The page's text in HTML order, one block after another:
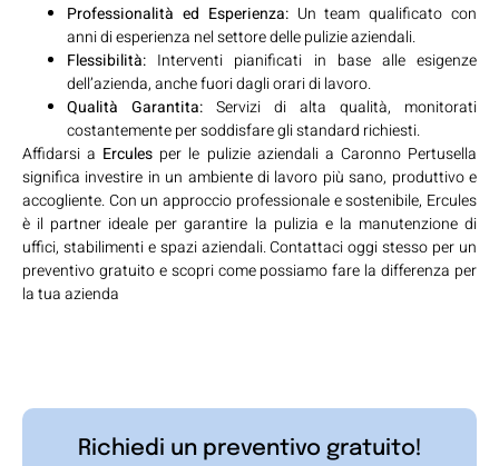
Professionalità ed Esperienza:Un team qualificato con
anni di esperienza nel settore delle pulizie aziendali.
Flessibilità: Interventi pianificati in base alle esigenze
dell’azienda, anche fuori dagli orari di lavoro.
Qualità Garantita: Servizi di alta qualità, monitorati
costantemente per soddisfare gli standard richiesti.
Affidarsi a Ercules per le pulizie aziendali a Caronno Pertusella
significa investire in un ambiente di lavoro più sano, produttivo e
accogliente. Con un approccio professionale e sostenibile, Ercules
è il partner ideale per garantire la pulizia e la manutenzione di
uffici, stabilimenti e spazi aziendali. Contattaci oggi stesso per un
preventivo gratuito e scopri come possiamo fare la differenza per
la tua azienda
Richiedi un preventivo gratuito!